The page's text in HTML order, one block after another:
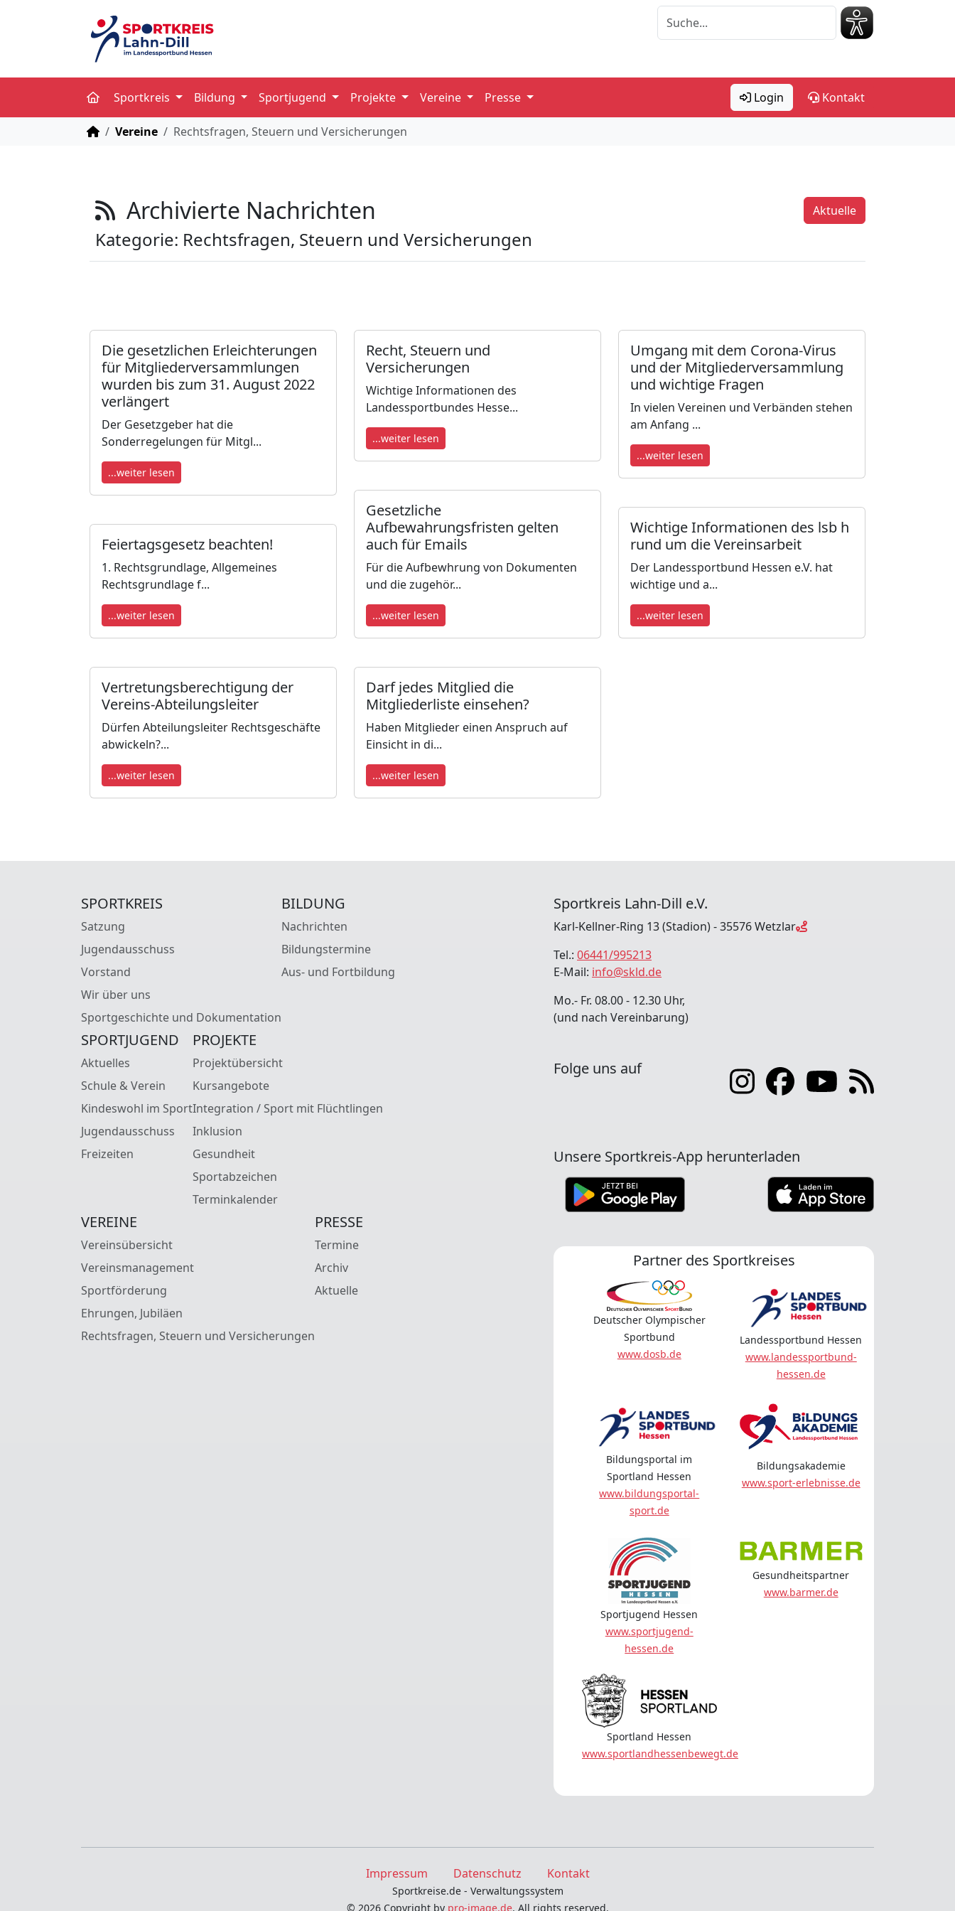
Sportkreis Bildung Sportjugend Projekte Vereine Presse Login Kontakt
STARTSEITE
Vereine Rechtsfragen, Steuern und Versicherungen
Aktuelle
Archivierte Nachrichten
Kategorie: Rechtsfragen, Steuern und Versicherungen
Die gesetzlichen Erleichterungen
für Mitgliederversammlungen
wurden bis zum 31. August 2022
verlängert
Der Gesetzgeber hat die
Sonderregelungen für Mitgl...
...weiter lesen
Recht, Steuern und
Versicherungen
Wichtige Informationen des
Landessportbundes Hesse...
...weiter lesen
Umgang mit dem Corona-Virus
und der Mitgliederversammlung
und wichtige Fragen
In vielen Vereinen und Verbänden stehen
am Anfang ...
...weiter lesen
Gesetzliche
Aufbewahrungsfristen gelten
auch für Emails
Für die Aufbewhrung von Dokumenten
und die zugehör...
...weiter lesen
Wichtige Informationen des lsb h
rund um die Vereinsarbeit
Der Landessportbund Hessen e.V. hat
wichtige und a...
...weiter lesen
Feiertagsgesetz beachten!
1. Rechtsgrundlage, Allgemeines
Rechtsgrundlage f...
...weiter lesen
Vertretungsberechtigung der
Vereins-Abteilungsleiter
Dürfen Abteilungsleiter Rechtsgeschäfte
abwickeln?...
...weiter lesen
Darf jedes Mitglied die
Mitgliederliste einsehen?
Haben Mitglieder einen Anspruch auf
Einsicht in di...
...weiter lesen
SPORTKREIS
Satzung
Jugendausschuss
Vorstand
Wir über uns
Sportgeschichte und Dokumentation
BILDUNG
Nachrichten
Bildungstermine
Aus- und Fortbildung
SPORTJUGEND
Aktuelles
Schule & Verein
Kindeswohl im Sport
Jugendausschuss
Freizeiten
PROJEKTE
Projektübersicht
Kursangebote
Integration / Sport mit Flüchtlingen
Inklusion
Gesundheit
Sportabzeichen
Terminkalender
VEREINE
Vereinsübersicht
Vereinsmanagement
Sportförderung
Ehrungen, Jubiläen
Rechtsfragen, Steuern und Versicherungen
PRESSE
Termine
Archiv
Aktuelle
Sportkreis Lahn-Dill e.V.
Karl-Kellner-Ring 13 (Stadion) - 35576 Wetzlar
Tel.: 06441/995213
E-Mail: info@skld.de
Mo.- Fr. 08.00 - 12.30 Uhr,
(und nach Vereinbarung)
Folge uns auf
Unsere Sportkreis-App herunterladen
Partner des Sportkreises
Deutscher Olympischer
Sportbund
www.dosb.de
Landessportbund Hessen
www.landessportbund-
hessen.de
Bildungsportal im
Sportland Hessen
www.bildungsportal-
sport.de
Bildungsakademie
www.sport-erlebnisse.de
Sportjugend Hessen
www.sportjugend-
hessen.de
Gesundheitspartner
www.barmer.de
Sportland Hessen
www.sportlandhessenbewegt.de
Impressum Datenschutz Kontakt
Sportkreise.de - Verwaltungssystem
© 2026 Copyright by pro-image.de. All rights reserved.